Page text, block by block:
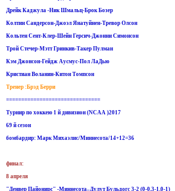
Дрейк Каджула -Ник Шмальц-Брок Бозер
Колтин Сандерсон-Джоэл Янатуйнен-Тревор Олсон
Кольтен Сент-Клер-Шейн Герсич-Джонни Симонсон
Трой Стечер-Мэтт Гринкив-Такер Пулман
Кэм Джонсон-Гейдж Аусмус-Пол ЛаДью
Кристиан Воланин-Китон Томпсон
Тренер :Брэд Берри
===============================
Турнир по хоккею 1 й дивизион (NCAA )2017
69 й сезон
бомбардир: Марк Михаэлис/Миннесота/14+12=36
финал:
8 апреля
"Денвер Пайонирс" -Миннесота–Дулут Бульдогс 3-2 (0-0,3-1,0-1)